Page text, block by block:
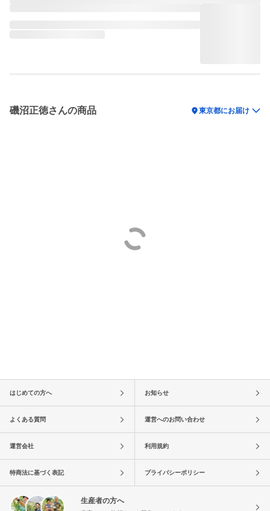
磯沼正徳さんの商品 location_on東京都にお届け
はじめての方へ お知らせ
よくある質問 運営へのお問い合わせ
運営会社 利用規約
特商法に基づく表記 プライバシーポリシー
生産者の方へ